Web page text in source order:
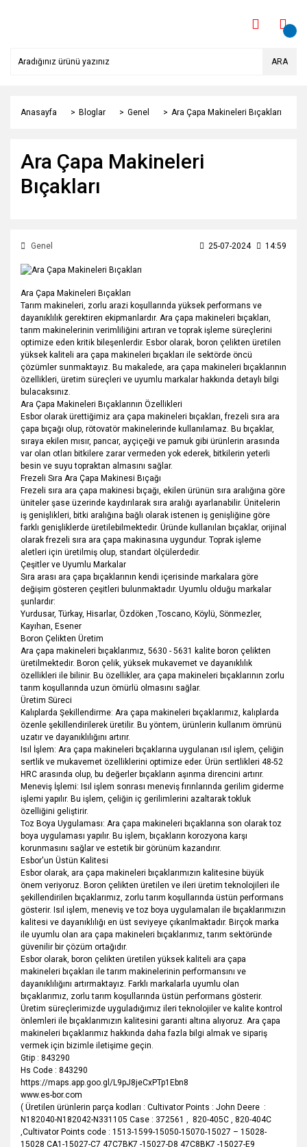
ARA
Anasayfa Bloglar Genel Ara Çapa Makineleri Bıçakları
Ara Çapa Makineleri
Bıçakları
Genel 25-07-2024 14:59
Ara Çapa Makineleri Bıçakları
Tarım makineleri, zorlu arazi koşullarında yüksek performans ve
dayanıklılık gerektiren ekipmanlardır. Ara çapa makineleri bıçakları,
tarım makinelerinin verimliliğini artıran ve toprak işleme süreçlerini
optimize eden kritik bileşenlerdir. Esbor olarak, boron çelikten üretilen
yüksek kaliteli ara çapa makineleri bıçakları ile sektörde öncü
çözümler sunmaktayız. Bu makalede, ara çapa makineleri bıçaklarının
özellikleri, üretim süreçleri ve uyumlu markalar hakkında detaylı bilgi
bulacaksınız.
Ara Çapa Makineleri Bıçaklarının Özellikleri
Esbor olarak ürettiğimiz ara çapa makineleri bıçakları, frezeli sıra ara
çapa bıçağı olup, rötovatör makinelerinde kullanılamaz. Bu bıçaklar,
sıraya ekilen mısır, pancar, ayçiçeği ve pamuk gibi ürünlerin arasında
var olan otları bitkilere zarar vermeden yok ederek, bitkilerin yeterli
besin ve suyu topraktan almasını sağlar.
Frezeli Sıra Ara Çapa Makinesi Bıçağı
Frezeli sıra ara çapa makinesi bıçağı, ekilen ürünün sıra aralığına göre
üniteler şase üzerinde kaydırılarak sıra aralığı ayarlanabilir. Ünitelerin
iş genişlikleri, bitki aralığına bağlı olarak istenen iş genişliğine göre
farklı genişliklerde üretilebilmektedir. Üründe kullanılan bıçaklar, orijinal
olarak frezeli sıra ara çapa makinasına uygundur. Toprak işleme
aletleri için üretilmiş olup, standart ölçülerdedir.
Çeşitler ve Uyumlu Markalar
Sıra arası ara çapa bıçaklarının kendi içerisinde markalara göre
değişim gösteren çeşitleri bulunmaktadır. Uyumlu olduğu markalar
şunlardır:
Yurdusar, Türkay, Hisarlar, Özdöken ,Toscano, Köylü, Sönmezler,
Kayıhan, Esener
Boron Çelikten Üretim
Ara çapa makineleri bıçaklarımız, 5630 - 5631 kalite boron çelikten
üretilmektedir. Boron çelik, yüksek mukavemet ve dayanıklılık
özellikleri ile bilinir. Bu özellikler, ara çapa makineleri bıçaklarının zorlu
tarım koşullarında uzun ömürlü olmasını sağlar.
Üretim Süreci
Kalıplarda Şekillendirme: Ara çapa makineleri bıçaklarımız, kalıplarda
özenle şekillendirilerek üretilir. Bu yöntem, ürünlerin kullanım ömrünü
uzatır ve dayanıklılığını artırır.
Isıl İşlem: Ara çapa makineleri bıçaklarına uygulanan ısıl işlem, çeliğin
sertlik ve mukavemet özelliklerini optimize eder. Ürün sertlikleri 48-52
HRC arasında olup, bu değerler bıçakların aşınma direncini artırır.
Meneviş İşlemi: Isıl işlem sonrası meneviş fırınlarında gerilim giderme
işlemi yapılır. Bu işlem, çeliğin iç gerilimlerini azaltarak tokluk
özelliğini geliştirir.
Toz Boya Uygulaması: Ara çapa makineleri bıçaklarına son olarak toz
boya uygulaması yapılır. Bu işlem, bıçakların korozyona karşı
korunmasını sağlar ve estetik bir görünüm kazandırır.
Esbor'un Üstün Kalitesi
Esbor olarak, ara çapa makineleri bıçaklarımızın kalitesine büyük
önem veriyoruz. Boron çelikten üretilen ve ileri üretim teknolojileri ile
şekillendirilen bıçaklarımız, zorlu tarım koşullarında üstün performans
gösterir. Isıl işlem, meneviş ve toz boya uygulamaları ile bıçaklarımızın
kalitesi ve dayanıklılığı en üst seviyeye çıkarılmaktadır. Birçok marka
ile uyumlu olan ara çapa makineleri bıçaklarımız, tarım sektöründe
güvenilir bir çözüm ortağıdır.
Esbor olarak, boron çelikten üretilen yüksek kaliteli ara çapa
makineleri bıçakları ile tarım makinelerinin performansını ve
dayanıklılığını artırmaktayız. Farklı markalarla uyumlu olan
bıçaklarımız, zorlu tarım koşullarında üstün performans gösterir.
Üretim süreçlerimizde uyguladığımız ileri teknolojiler ve kalite kontrol
önlemleri ile bıçaklarımızın kalitesini garanti altına alıyoruz. Ara çapa
makineleri bıçaklarımız hakkında daha fazla bilgi almak ve sipariş
vermek için bizimle iletişime geçin.
Gtip : 843290
Hs Code : 843290
https://maps.app.goo.gl/L9pJ8jeCxPTp1Ebn8
www.es-bor.com
( Üretilen ürünlerin parça kodları : Cultivator Points : John Deere :
N182040-N182042-N331105 Case : 372561 , 820-405C , 820-404C
,Cultivator Points code : 1513-1599-15050-15070-15027 – 15028-
15028 CA1-15027-C7 47C7BK7 -15027-D8 47C8BK7 -15027-E9